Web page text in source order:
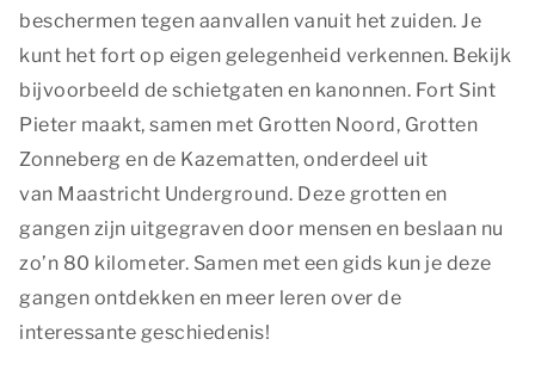
beschermen tegen aanvallen vanuit het zuiden. Je
kunt het fort op eigen gelegenheid verkennen. Bekijk
bijvoorbeeld de schietgaten en kanonnen. Fort Sint
Pieter maakt, samen met Grotten Noord, Grotten
Zonneberg en de Kazematten, onderdeel uit
van Maastricht Underground. Deze grotten en
gangen zijn uitgegraven door mensen en beslaan nu
zo’n 80 kilometer. Samen met een gids kun je deze
gangen ontdekken en meer leren over de
interessante geschiedenis!